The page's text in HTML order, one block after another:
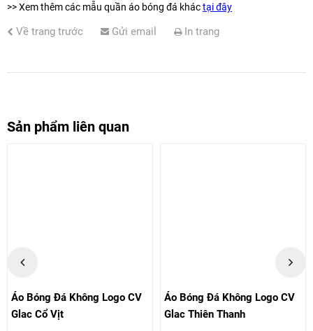
>> Xem thêm các mẫu quần áo bóng đá kháctại đây
Về trang trước Gửi email In trang
Sản phẩm liên quan
Áo Bóng Đá Không Logo CV
Glac Cổ Vịt
Áo Bóng Đá Không Logo CV
Glac Thiên Thanh